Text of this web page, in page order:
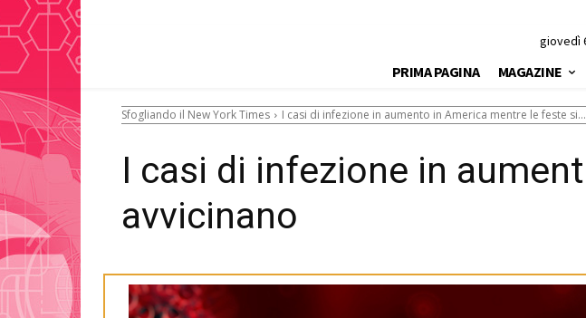
giovedì
PRIMA PAGINA MAGAZINE
Sfogliando il New York Times I casi di infezione in aumento in America mentre le feste si...
I casi di infezione in
avvicinano